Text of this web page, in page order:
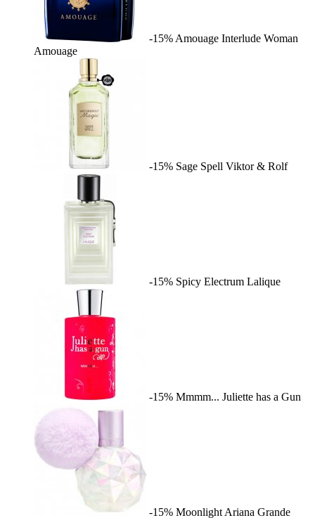
-15% Amouage Interlude Woman
Amouage
-15% Sage Spell Viktor & Rolf
-15% Spicy Electrum Lalique
-15% Mmmm... Juliette has a Gun
-15% Moonlight Ariana Grande